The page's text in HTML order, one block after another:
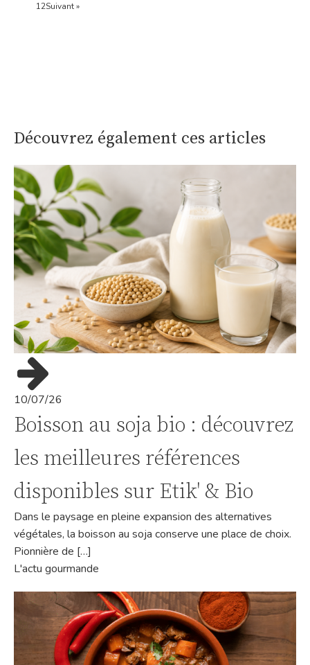
12Suivant »
Découvrez également ces articles
10/07/26
Boisson au soja bio : découvrez
les meilleures références
disponibles sur Etik' & Bio
Dans le paysage en pleine expansion des alternatives
végétales, la boisson au soja conserve une place de choix.
Pionnière de […]
L'actu gourmande